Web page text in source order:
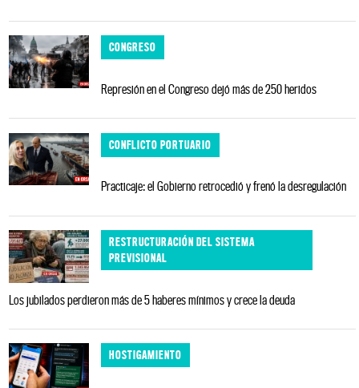
CONGRESO
Represión en el Congreso dejó más de 250 heridos
CONFLICTO PORTUARIO
Practicaje: el Gobierno retrocedió y frenó la desregulación
RESTRUCTURACIÓN DEL SISTEMA
PREVISIONAL
Los jubilados perdieron más de 5 haberes mínimos y crece la deuda
HOSTIGAMIENTO